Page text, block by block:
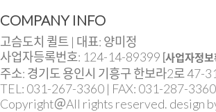
COMPANY INFO
고슴도치 퀼트 | 대표: 양미정
사업자등록번호: 124-14-89399 [사업자정보
주소: 경기도 용인시 기흥구 한보라2로 47-
TEL: 031-267-3360 | FAX: 031-287-3360
Copyright＠All rights reserved. design